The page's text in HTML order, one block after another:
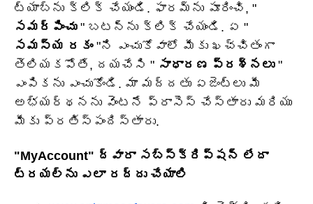
ట్యాబ్‌ను క్లిక్ చేయండి. ఫారమ్‌ను పూరించి, "
సమర్పించు" బటన్‌ను క్లిక్ చేయండి. ఏ "
సమస్య రకం"ని ఎంచుకోవాలో మీకు ఖచ్చితంగా
తెలియకపోతే, దయచేసి " సాధారణ ప్రశ్నలు"
ఎంపికను ఎంచుకోండి. మా మద్దతు ఏజెంట్లు మీ
అభ్యర్థనను వెంటనే ప్రాసెస్ చేస్తారు మరియు
మీకు ప్రతిస్పందిస్తారు.
"MyAccount" ద్వారా సబ్‌స్క్రిప్షన్ లేదా
ట్రయల్‌ను ఎలా రద్దు చేయాలి